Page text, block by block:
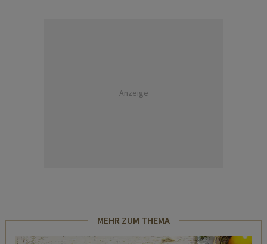
Anzeige
MEHR ZUM THEMA